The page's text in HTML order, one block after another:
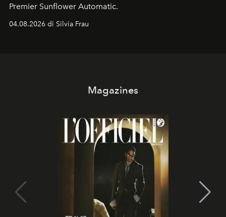
Premier Sunflower Automatic.
04.08.2026 di Silvia Frau
Magazines